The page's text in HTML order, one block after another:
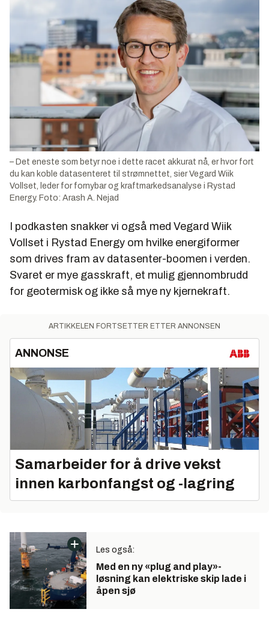
– Det eneste som betyr noe i dette racet akkurat nå, er hvor fort
du kan koble datasenteret til strømnettet, sier Vegard Wiik
Vollset, leder for fornybar og kraftmarkedsanalyse i Rystad
Energy. Foto: Arash A. Nejad
I podkasten snakker vi også med Vegard Wiik
Vollset i Rystad Energy om hvilke energiformer
som drives fram av datasenter-boomen i verden.
Svaret er mye gasskraft, et mulig gjennombrudd
for geotermisk og ikke så mye ny kjernekraft.
ARTIKKELEN FORTSETTER ETTER ANNONSEN
ANNONSE
Samarbeider for å drive vekst
innen karbonfangst og -lagring
Les også:
Med en ny «plug and play»-
løsning kan elektriske skip lade i
åpen sjø